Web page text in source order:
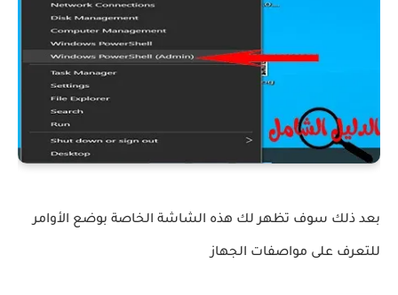
بعد ذلك سوف تظهر لك هذه الشاشة الخاصة بوضع الأوامر
للتعرف على مواصفات الجهاز